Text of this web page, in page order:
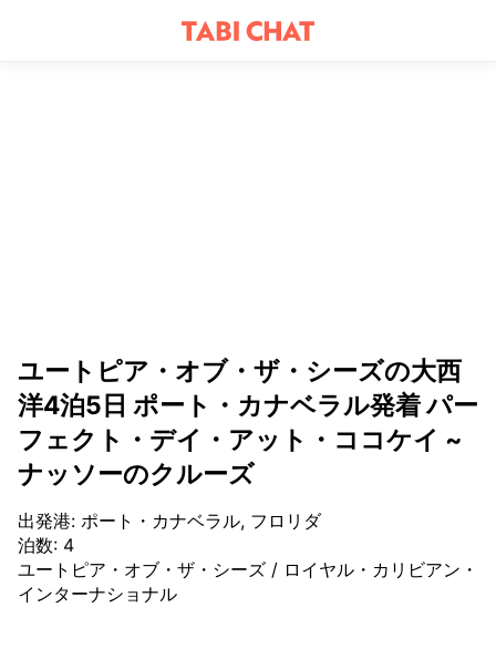
ユートピア・オブ・ザ・シーズの大西
洋4泊5日 ポート・カナベラル発着 パー
フェクト・デイ・アット・ココケイ ~
ナッソーのクルーズ
出発港: ポート・カナベラル, フロリダ
泊数: 4
ユートピア・オブ・ザ・シーズ / ロイヤル・カリビアン・
インターナショナル